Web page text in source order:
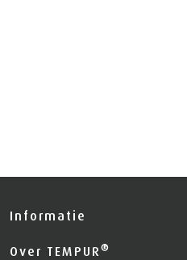
Informatie
Over TEMPUR ®